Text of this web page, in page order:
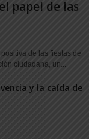
papel de las
de las fiestas de
ciudadana, un...
y la caída de